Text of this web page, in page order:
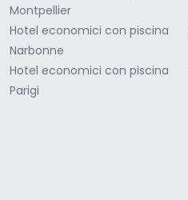
Montpellier
Hotel economici con piscina
Narbonne
Hotel economici con piscina
Parigi